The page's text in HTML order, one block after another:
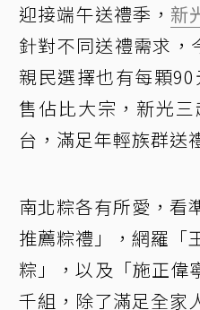
迎接端午送禮季， 新
針對不同送禮需求，
親民選擇也有每顆
售佔比大宗，新光
台，滿足年輕族群送
南北粽各有所愛，看
推薦粽禮」，網羅「
粽」，以及「施正偉
千組，除了滿足全家